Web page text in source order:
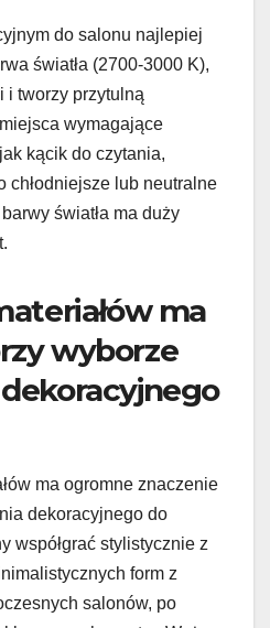
do salonu najlepiej
światła (2700-3000 K),
i tworzy przytulną
wymagające
kącik do czytania,
chłodniejsze lub neutralne
światła ma duży
ma
wyborze
ma ogromne znaczenie
dekoracyjnego do
współgrać stylistycznie z
form z
salonów, po